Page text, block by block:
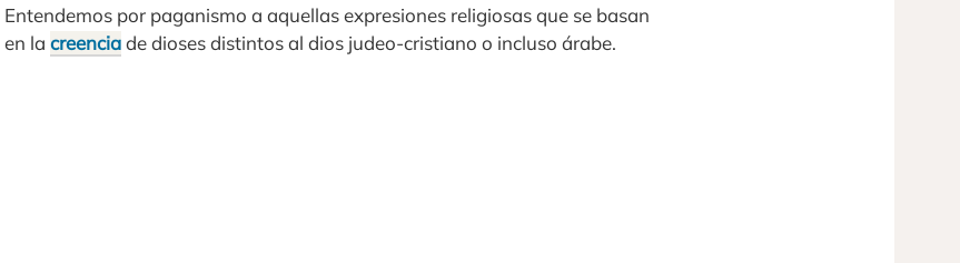
Entendemos por paganismo a aquellas expresiones religiosas que se basan
en la creenciade dioses distintos al dios judeo-cristiano o incluso árabe.